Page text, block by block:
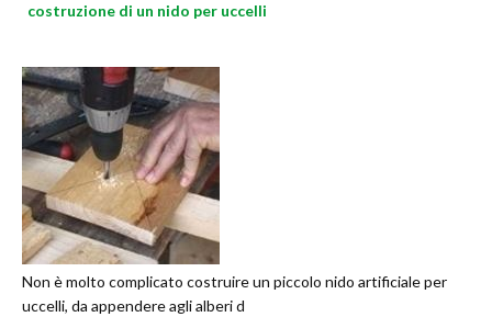
costruzione di un nido per uccelli
Non è molto complicato costruire un piccolo nido artificiale per
uccelli, da appendere agli alberi d